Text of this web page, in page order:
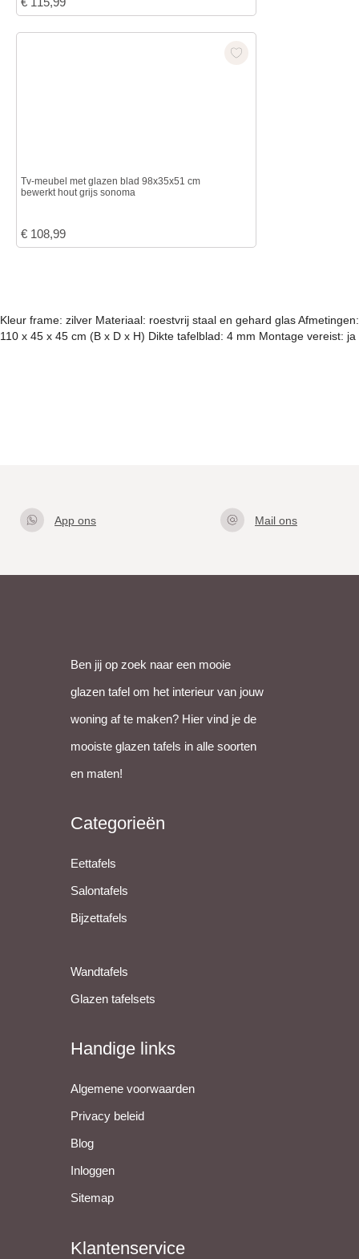
Tv-meubel met glazen blad 98x35x51 cm
bewerkt hout grijs sonoma
€ 108,99
Kleur frame: zilver Materiaal: roestvrij staal en gehard glas Afmetingen:
110 x 45 x 45 cm (B x D x H) Dikte tafelblad: 4 mm Montage vereist: ja
App ons
Mail ons
Ben jij op zoek naar een mooie
glazen tafel om het interieur van jouw
woning af te maken? Hier vind je de
mooiste glazen tafels in alle soorten
en maten!
Categorieën
Eettafels
Salontafels
Bijzettafels
Wandtafels
Glazen tafelsets
Handige links
Algemene voorwaarden
Privacy beleid
Blog
Inloggen
Sitemap
Klantenservice